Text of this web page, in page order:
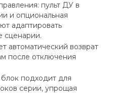
пульт ДУ в
и опциональная
адаптировать
сценарии.
автоматический возврат
после отключения
подходит для
серии, упрощая